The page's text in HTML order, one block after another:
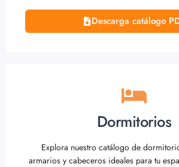
Descarga catálogo
Dormitorios
Explora nuestro catálogo de
armarios y cabeceros ideales para tu